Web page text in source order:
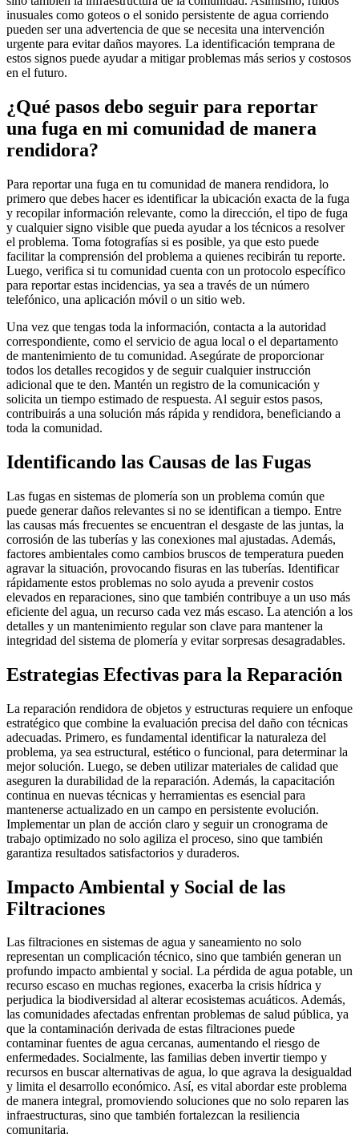
inusuales como goteos o el sonido persistente de agua corriendo
pueden ser una advertencia de que se necesita una intervención
urgente para evitar daños mayores. La identificación temprana de
estos signos puede ayudar a mitigar problemas más serios y costosos
en el futuro.
¿Qué pasos debo seguir para reportar
una fuga en mi comunidad de manera
rendidora?
Para reportar una fuga en tu comunidad de manera rendidora, lo
primero que debes hacer es identificar la ubicación exacta de la fuga
y recopilar información relevante, como la dirección, el tipo de fuga
y cualquier signo visible que pueda ayudar a los técnicos a resolver
el problema. Toma fotografías si es posible, ya que esto puede
facilitar la comprensión del problema a quienes recibirán tu reporte.
Luego, verifica si tu comunidad cuenta con un protocolo específico
para reportar estas incidencias, ya sea a través de un número
telefónico, una aplicación móvil o un sitio web.
Una vez que tengas toda la información, contacta a la autoridad
correspondiente, como el servicio de agua local o el departamento
de mantenimiento de tu comunidad. Asegúrate de proporcionar
todos los detalles recogidos y de seguir cualquier instrucción
adicional que te den. Mantén un registro de la comunicación y
solicita un tiempo estimado de respuesta. Al seguir estos pasos,
contribuirás a una solución más rápida y rendidora, beneficiando a
toda la comunidad.
Identificando las Causas de las Fugas
Las fugas en sistemas de plomería son un problema común que
puede generar daños relevantes si no se identifican a tiempo. Entre
las causas más frecuentes se encuentran el desgaste de las juntas, la
corrosión de las tuberías y las conexiones mal ajustadas. Además,
factores ambientales como cambios bruscos de temperatura pueden
agravar la situación, provocando fisuras en las tuberías. Identificar
rápidamente estos problemas no solo ayuda a prevenir costos
elevados en reparaciones, sino que también contribuye a un uso más
eficiente del agua, un recurso cada vez más escaso. La atención a los
detalles y un mantenimiento regular son clave para mantener la
integridad del sistema de plomería y evitar sorpresas desagradables.
Estrategias Efectivas para la Reparación
La reparación rendidora de objetos y estructuras requiere un enfoque
estratégico que combine la evaluación precisa del daño con técnicas
adecuadas. Primero, es fundamental identificar la naturaleza del
problema, ya sea estructural, estético o funcional, para determinar la
mejor solución. Luego, se deben utilizar materiales de calidad que
aseguren la durabilidad de la reparación. Además, la capacitación
continua en nuevas técnicas y herramientas es esencial para
mantenerse actualizado en un campo en persistente evolución.
Implementar un plan de acción claro y seguir un cronograma de
trabajo optimizado no solo agiliza el proceso, sino que también
garantiza resultados satisfactorios y duraderos.
Impacto Ambiental y Social de las
Filtraciones
Las filtraciones en sistemas de agua y saneamiento no solo
representan un complicación técnico, sino que también generan un
profundo impacto ambiental y social. La pérdida de agua potable, un
recurso escaso en muchas regiones, exacerba la crisis hídrica y
perjudica la biodiversidad al alterar ecosistemas acuáticos. Además,
las comunidades afectadas enfrentan problemas de salud pública, ya
que la contaminación derivada de estas filtraciones puede
contaminar fuentes de agua cercanas, aumentando el riesgo de
enfermedades. Socialmente, las familias deben invertir tiempo y
recursos en buscar alternativas de agua, lo que agrava la desigualdad
y limita el desarrollo económico. Así, es vital abordar este problema
de manera integral, promoviendo soluciones que no solo reparen las
infraestructuras, sino que también fortalezcan la resiliencia
comunitaria.